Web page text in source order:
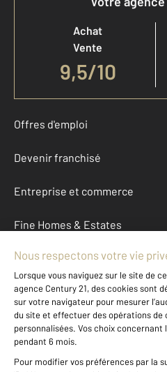
Achat
Vente
9,5/10
Offres d'emploi
Devenir franchisé
Entreprise et commerce
Fine Homes & Estates
À propos
International
Nous contacter